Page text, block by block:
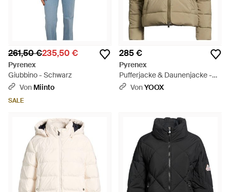
261,50 €235,50 €
Pyrenex
Giubbino - Schwarz
Von Miinto
SALE
285 €
Pyrenex
Pufferjacke & Daunenjacke -
Natur
VonYOOX